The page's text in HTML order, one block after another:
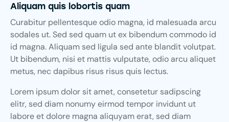
Aliquam quis lobortis quam
Curabitur pellentesque odio magna, id malesuada arcu
sodales ut. Sed sed quam ut ex bibendum commodo id
id magna. Aliquam sed ligula sed ante blandit volutpat.
Ut bibendum, nisi et mattis vulputate, odio arcu aliquet
metus, nec dapibus risus risus quis lectus.
Lorem ipsum dolor sit amet, consetetur sadipscing
elitr, sed diam nonumy eirmod tempor invidunt ut
labore et dolore magna aliquyam erat, sed diam